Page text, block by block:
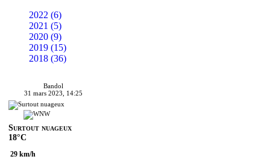
2022 (6)
2021 (5)
2020 (9)
2019 (15)
2018 (36)
Bandol
31 mars 2023, 14:25
Surtout nuageux
18°C
29 km/h